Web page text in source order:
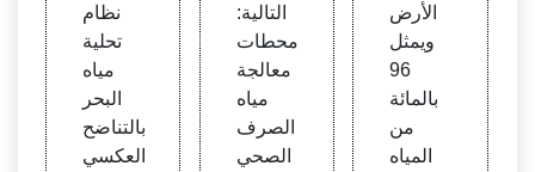
نظام
تحلية
مياه
البحر
بالتناضح
العكسي
التالية:
محطات
معالجة
مياه
الصرف
الصحي
الأرض
ويمثل
96
بالمائة
من
المياه